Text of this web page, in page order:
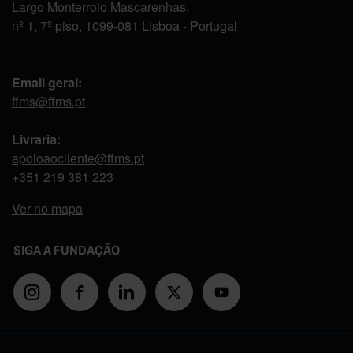
Largo Monterroio Mascarenhas,
nº 1, 7º piso, 1099-081 Lisboa - Portugal
Email geral:
ffms@ffms.pt
Livraria:
apoioaocliente@ffms.pt
+351 219 381 223
Ver no mapa
SIGA A FUNDAÇÃO